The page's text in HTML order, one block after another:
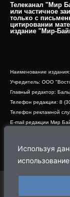
Используя
использование
Телеканал "Мир
или частичное
только с
цитировании
издание "Мир-
Наименование
Учредитель: ООО
Главный редактор:
Телефон редакции: 8
Телефон рекламной
E-mail редакции Мир
Адрес редакции: